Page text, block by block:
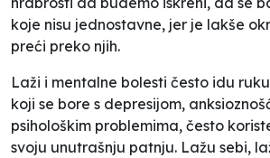
koje nisu jednostavne, jer je lakše
preći preko njih.
Laži i mentalne bolesti često idu
koji se bore s depresijom,
psihološkim problemima, često
svoju unutrašnju patnju. Lažu sebi,